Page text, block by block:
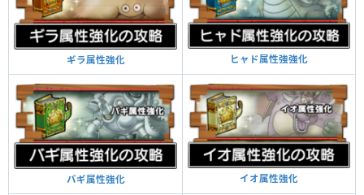
ギラ属性強化 ヒャド属性強強化
バギ属性強化 イオ属性強化